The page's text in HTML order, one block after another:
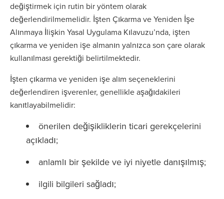
değiştirmek için rutin bir yöntem olarak
değerlendirilmemelidir. İşten Çıkarma ve Yeniden İşe
Alınmaya İlişkin Yasal Uygulama Kılavuzu’nda, işten
çıkarma ve yeniden işe almanın yalnızca son çare olarak
kullanılması gerektiği belirtilmektedir.
İşten çıkarma ve yeniden işe alım seçeneklerini
değerlendiren işverenler, genellikle aşağıdakileri
kanıtlayabilmelidir:
önerilen değişikliklerin ticari gerekçelerini
açıkladı;
anlamlı bir şekilde ve iyi niyetle danışılmış;
ilgili bilgileri sağladı;